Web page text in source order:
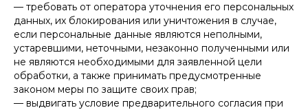
— требовать от оператора уточнения его персональных
данных, их блокирования или уничтожения в случае,
если персональные данные являются неполными,
устаревшими, неточными, незаконно полученными или
не являются необходимыми для заявленной цели
обработки, а также принимать предусмотренные
законом меры по защите своих прав;
— выдвигать условие предварительного согласия при